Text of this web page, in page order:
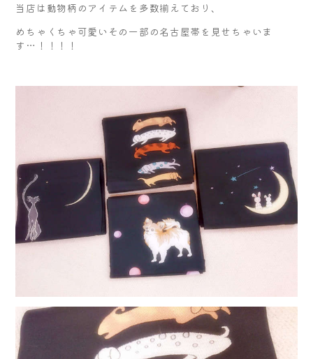
当店は動物柄のアイテムを多数揃えており、
めちゃくちゃ可愛いその一部の名古屋帯を見せちゃいま
す…！！！！